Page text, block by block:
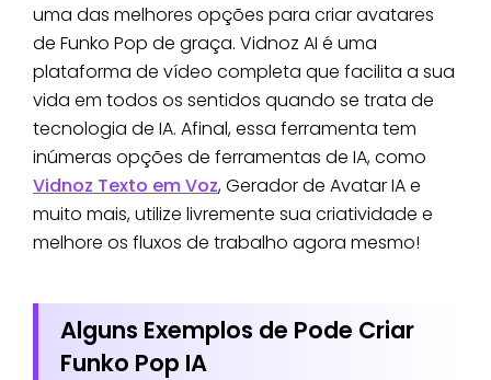
uma das melhores opções para criar avatares
de Funko Pop de graça. Vidnoz AI é uma
plataforma de vídeo completa que facilita a sua
vida em todos os sentidos quando se trata de
tecnologia de IA. Afinal, essa ferramenta tem
inúmeras opções de ferramentas de IA, como
Vidnoz Texto em Voz, Gerador de Avatar IA e
muito mais, utilize livremente sua criatividade e
melhore os fluxos de trabalho agora mesmo!
Alguns Exemplos de Pode Criar
Funko Pop IA